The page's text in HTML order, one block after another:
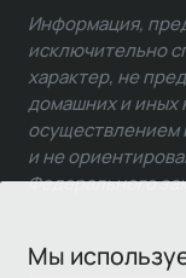
Мы
Информация,
исключительно
характер, не
домашних и иных
осуществлением
и не
Федерального